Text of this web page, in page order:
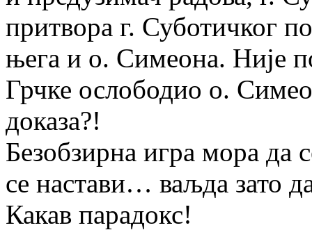
притвора г. Суботичког
њега и о. Симеона. Није
Грчке ослободио о.
доказа?!
Безобзирна игра мора да
се настави… ваљда зато
Какав парадокс!